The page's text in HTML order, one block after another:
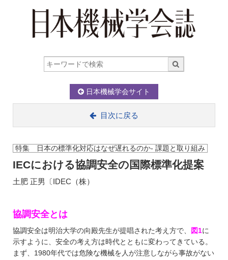
日本機械学会サイト
目次に戻る
特集 日本の標準化対応はなぜ遅れるのか- 課題と取り組み
IECにおける協調安全の国際標準化提案
土肥 正男〔IDEC（株）
協調安全とは
協調安全は明治大学の向殿先生が提唱された考え方で、 図1に
示すように、安全の考え方は時代とともに変わってきている。
まず、1980年代では危険な機械を人が注意しながら事故がない